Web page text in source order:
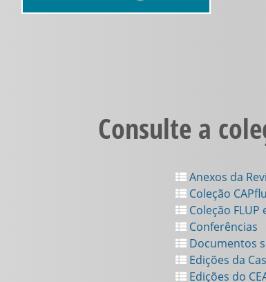
Consulte a
Anexos da
Coleção
Coleção FLUP
Conferências
Documentos
Edições da
Edições do